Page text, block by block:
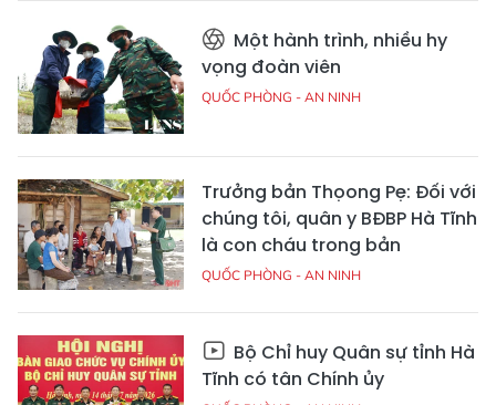
Một hành trình, nhiều hy
vọng đoàn viên
QUỐC PHÒNG - AN NINH
Trưởng bản Thọong Pẹ: Đối với
chúng tôi, quân y BĐBP Hà Tĩnh
là con cháu trong bản
QUỐC PHÒNG - AN NINH
Bộ Chỉ huy Quân sự tỉnh Hà
Tĩnh có tân Chính ủy